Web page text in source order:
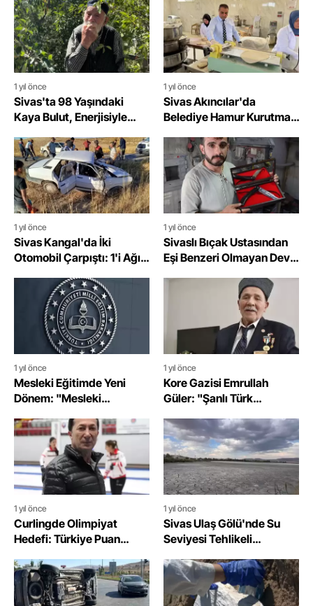
1 yıl önce
Sivas'ta 98 Yaşındaki
Kaya Bulut, Enerjisiyle
1 yıl önce
Sivas Akıncılar'da
Belediye Hamur Kurutma
1 yıl önce
Sivas Kangal'da İki
Otomobil Çarpıştı: 1'i Ağır
1 yıl önce
Sivaslı Bıçak Ustasından
Eşi Benzeri Olmayan Dev
1 yıl önce
Mesleki Eğitimde Yeni
Dönem: "Mesleki
1 yıl önce
Kore Gazisi Emrullah
Güler: "Şanlı Türk
Olmaktan Gurur
Duyuyorum"
1 yıl önce
Curlingde Olimpiyat
Hedefi: Türkiye Puan
1 yıl önce
Sivas Ulaş Gölü'nde Su
Seviyesi Tehlikeli
Tükenmekte Olan Kuşları
Kaybediyor